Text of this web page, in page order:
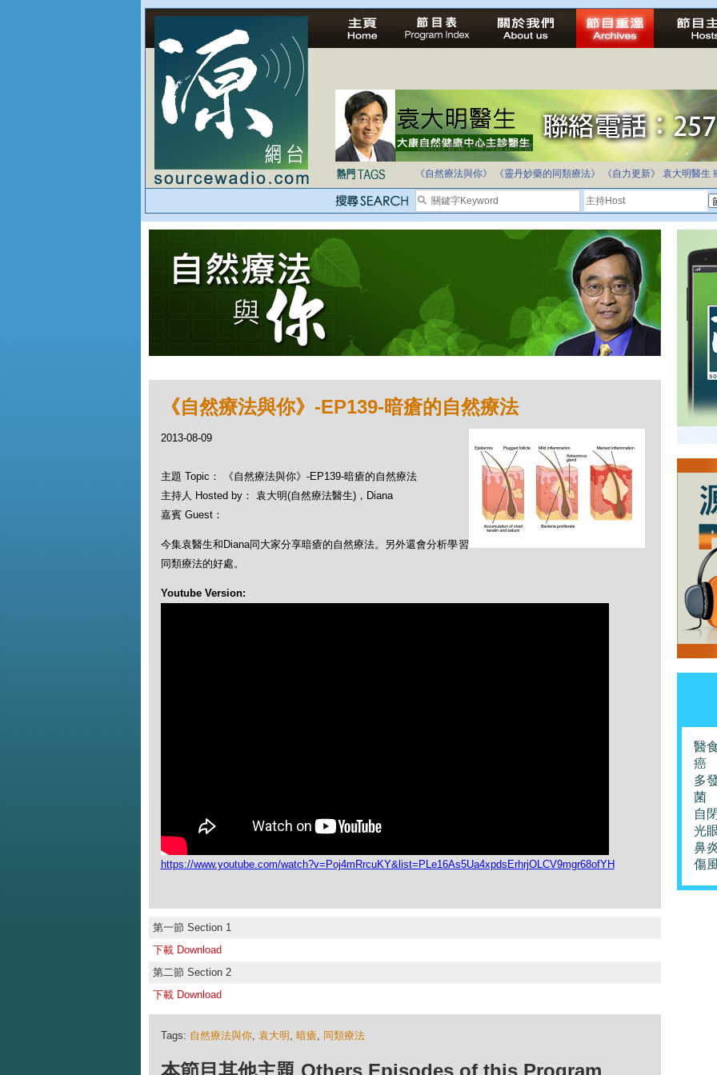
法治社會並不等同公正社會
自家教育合法化-推動多元化教育，全民學卷制
《自然療法與你》
《靈丹妙藥的同類療法》 《自力更新》 袁大明醫生
《自然療法與你》-EP139-暗瘡的自然療法
2013-08-09
主題 Topic： 《自然療法與你》-EP139-暗瘡的自然療法
主持人 Hosted by： 袁大明(自然療法醫生)，Diana
嘉賓 Guest：
今集袁醫生和Diana同大家分享暗瘡的自然療法。另外還會分析學習
同類療法的好處。
Youtube Version:
https://www.youtube.com/watch?v=Poj4mRrcuKY&list=PLe16As5Ua4xpdsErhrjOLCV9mgr68ofYH
第一節 Section 1
下載 Download
第二節 Section 2
下載 Download
Tags: 自然療法與你, 袁大明 , 暗瘡, 同類療法
本節目其他主題 Others Episodes of this Program
醫
癌
多
菌
自
光
鼻
傷